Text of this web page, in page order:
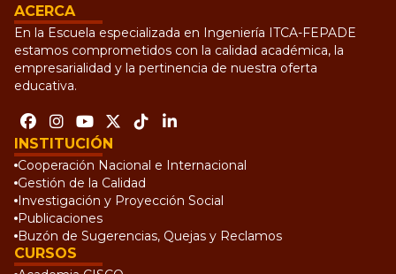
ACERCA
En la Escuela especializada en Ingeniería ITCA-FEPADE
estamos comprometidos con la calidad académica, la
empresarialidad y la pertinencia de nuestra oferta
educativa.
INSTITUCIÓN
Cooperación Nacional e Internacional
Gestión de la Calidad
Investigación y Proyección Social
Publicaciones
Buzón de Sugerencias, Quejas y Reclamos
CURSOS